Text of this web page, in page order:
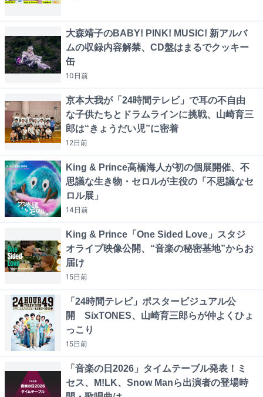
大森靖子のBABY! PINK! MUSIC! 新アルバ
ムの収録内容解禁、CD盤はまるでクッキー
缶
10日前
京本大我が「24時間テレビ」で耳の不自由
な子供たちとドラムラインに挑戦、山崎育三
郎は“きょうだい児”に密着
12日前
King & Prince髙橋海人が初の個展開催、不
思議な生き物・セロルが主役の「不思議なセ
ロル展」
14日前
King & Prince「One Sided Love」スタジ
オライブ映像公開、“音楽の秘密基地”からお
届け
15日前
「24時間テレビ」ポスタービジュアル公
開 SixTONES、山崎育三郎らが仲よくひょ
っこり
15日前
「音楽の日2026」タイムテーブル発表！ミ
セス、M!LK、Snow Manら出演者の登場時